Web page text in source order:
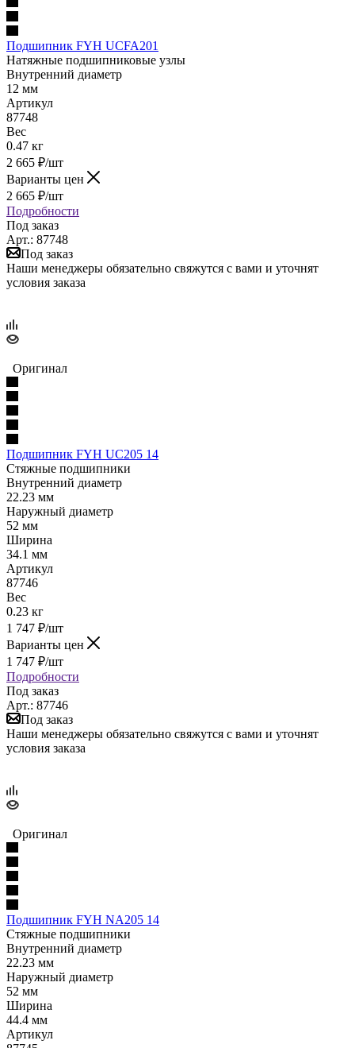
Подшипник FYH UCFA201
Натяжные подшипниковые узлы
Внутренний диаметр
12 мм
Артикул
87748
Вес
0.47 кг
2 665 ₽/шт
Варианты цен
2 665 ₽/шт
Подробности
Под заказ
Арт.: 87748
Под заказ
Наши менеджеры обязательно свяжутся с вами и уточнят
условия заказа
Оригинал
Подшипник FYH UC205 14
Стяжные подшипники
Внутренний диаметр
22.23 мм
Наружный диаметр
52 мм
Ширина
34.1 мм
Артикул
87746
Вес
0.23 кг
1 747 ₽/шт
Варианты цен
1 747 ₽/шт
Подробности
Под заказ
Арт.: 87746
Под заказ
Наши менеджеры обязательно свяжутся с вами и уточнят
условия заказа
Оригинал
Подшипник FYH NA205 14
Стяжные подшипники
Внутренний диаметр
22.23 мм
Наружный диаметр
52 мм
Ширина
44.4 мм
Артикул